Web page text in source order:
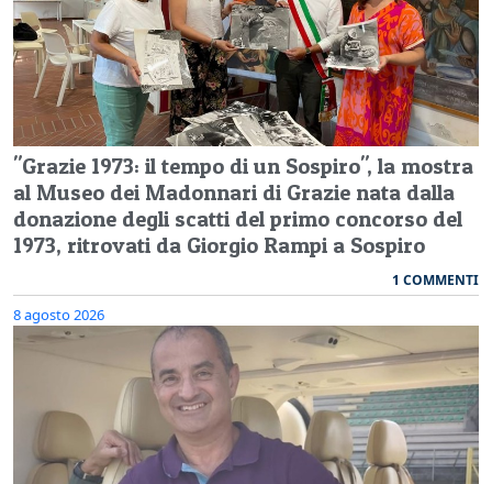
"Grazie 1973: il tempo di un Sospiro", la mostra
al Museo dei Madonnari di Grazie nata dalla
donazione degli scatti del primo concorso del
1973, ritrovati da Giorgio Rampi a Sospiro
1 COMMENTI
8 agosto 2026